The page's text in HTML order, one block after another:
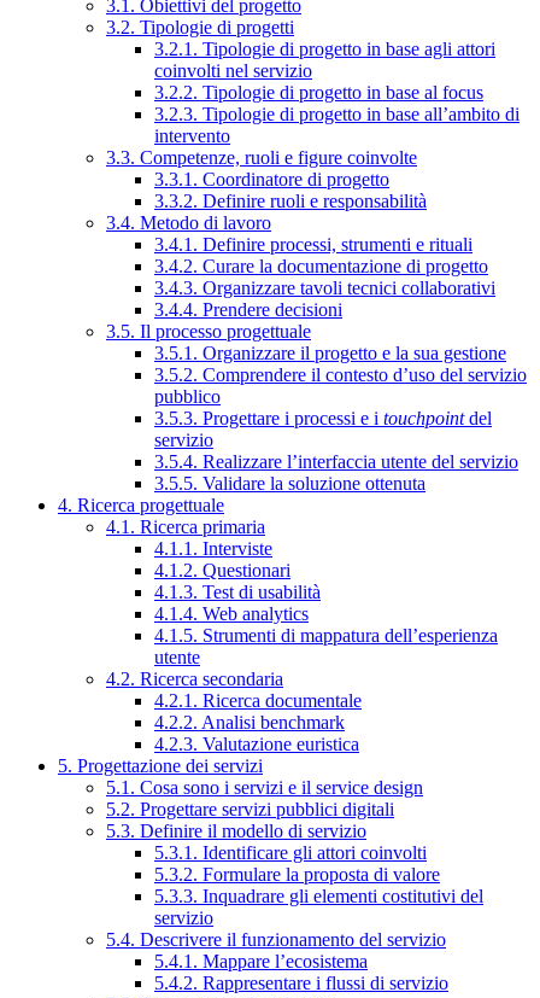
3.1. Obiettivi del progetto
3.2. Tipologie di progetti
3.2.1. Tipologie di progetto in base agli attori
coinvolti nel servizio
3.2.2. Tipologie di progetto in base al focus
3.2.3. Tipologie di progetto in base all’ambito di
intervento
3.3. Competenze, ruoli e figure coinvolte
3.3.1. Coordinatore di progetto
3.3.2. Definire ruoli e responsabilità
3.4. Metodo di lavoro
3.4.1. Definire processi, strumenti e rituali
3.4.2. Curare la documentazione di progetto
3.4.3. Organizzare tavoli tecnici collaborativi
3.4.4. Prendere decisioni
3.5. Il processo progettuale
3.5.1. Organizzare il progetto e la sua gestione
3.5.2. Comprendere il contesto d’uso del servizio
pubblico
3.5.3. Progettare i processi e i touchpointdel
servizio
3.5.4. Realizzare l’interfaccia utente del servizio
3.5.5. Validare la soluzione ottenuta
4. Ricerca progettuale
4.1. Ricerca primaria
4.1.1. Interviste
4.1.2. Questionari
4.1.3. Test di usabilità
4.1.4. Web analytics
4.1.5. Strumenti di mappatura dell’esperienza
utente
4.2. Ricerca secondaria
4.2.1. Ricerca documentale
4.2.2. Analisi benchmark
4.2.3. Valutazione euristica
5. Progettazione dei servizi
5.1. Cosa sono i servizi e il service design
5.2. Progettare servizi pubblici digitali
5.3. Definire il modello di servizio
5.3.1. Identificare gli attori coinvolti
5.3.2. Formulare la proposta di valore
5.3.3. Inquadrare gli elementi costitutivi del
servizio
5.4. Descrivere il funzionamento del servizio
5.4.1. Mappare l’ecosistema
5.4.2. Rappresentare i flussi di servizio